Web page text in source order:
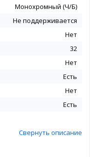
Монохромный (Ч/Б)
Не поддерживается
Нет
32
Нет
Есть
Нет
Есть
Свернуть описание